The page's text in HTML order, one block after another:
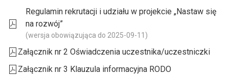
Regulamin rekrutacji i udziału w projekcie „Nastaw się
na rozwój”
(wersja obowiązująca do 2025-09-11)
Załącznik nr 2 Oświadczenia uczestnika/uczestniczki
Załącznik nr 3 Klauzula informacyjna RODO